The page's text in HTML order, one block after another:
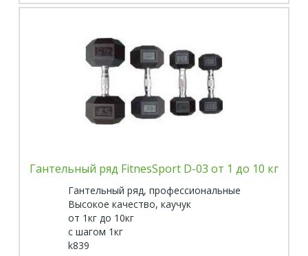
Гантельный ряд FitnesSport D-03 от 1 до 10 кг
Гантельный ряд, профессиональные
Высокое качество, каучук
от 1кг до 10кг
с шагом 1кг
k839